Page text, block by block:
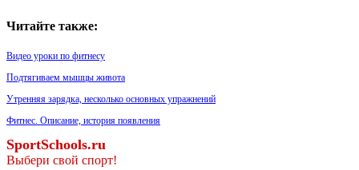
Читайте также:
Видео уроки по фитнесу
Подтягиваем мышцы живота
Утренняя зарядка, несколько основных упражнений
Фитнес. Описание, история появления
SportSchools.ru
Выбери свой спорт!